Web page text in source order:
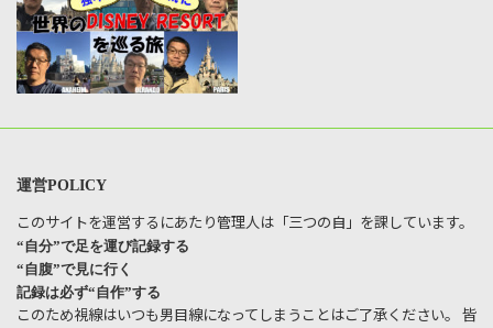
運営POLICY
このサイトを運営するにあたり管理人は「三つの自」を課しています。
“自分”で足を運び記録する
“自腹”で見に行く
記録は必ず“自作”する
このため視線はいつも男目線になってしまうことはご了承ください。 皆